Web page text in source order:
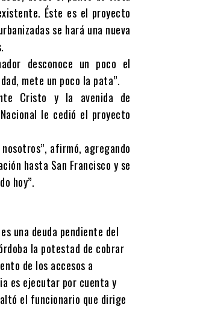
Éste es el proyecto
se hará una nueva
desconoce un poco el
mete un poco la pata”.
Cristo y la avenida de
le cedió el proyecto
afirmó, agregando
hasta San Francisco y se
hoy”.
una deuda pendiente del
la potestad de cobrar
de los accesos a
es ejecutar por cuenta y
el funcionario que dirige